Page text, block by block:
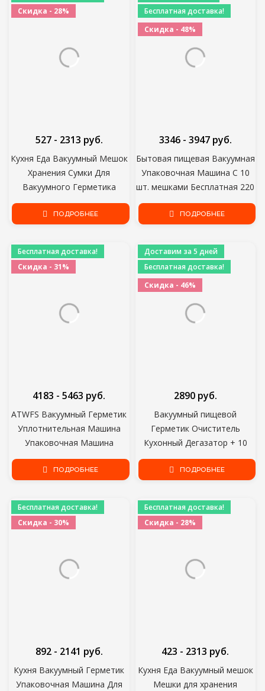
Скидка - 28%
Кухня Еда Вакуумный Мешок
Хранения Сумки Для
Вакуумного Герметика
мешок 12/15/20/25/28 см*500
см
527 - 2313 руб.
ПОДРОБНЕЕ
Бесплатная доставка!
Скидка - 48%
Бытовая пищевая Вакуумная
Упаковочная Машина С 10
шт. мешками Бесплатная 220
В 110 В Автоматическая
Коммерческая Лучшая
упаковочная машина Мини
3346 - 3947 руб.
ПОДРОБНЕЕ
Бесплатная доставка!
Скидка - 31%
ATWFS Вакуумный Герметик
Уплотнительная Машина
Упаковочная Машина
Упаковка Food Saver
Автоматическая Резка
бесплатно
4183 - 5463 руб.
ПОДРОБНЕЕ
Доставим за 5 дней
Бесплатная доставка!
Скидка - 46%
Вакуумный пищевой
Герметик Очиститель
Кухонный Дегазатор + 10
упаковок в подарок хранение
продуктов держите вашу еду
2890 руб.
ПОДРОБНЕЕ
Бесплатная доставка!
Скидка - 30%
Кухня Вакуумный Герметик
Упаковочная Машина Для
892 - 2141 руб.
Бесплатная доставка!
Скидка - 28%
Кухня Еда Вакуумный мешок
Мешки для хранения
423 - 2313 руб.